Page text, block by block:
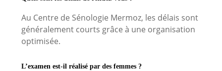
Au Centre de Sénologie Mermoz, les délais sont
généralement courts grâce à une organisation
optimisée.
L’examen est-il réalisé par des femmes ?